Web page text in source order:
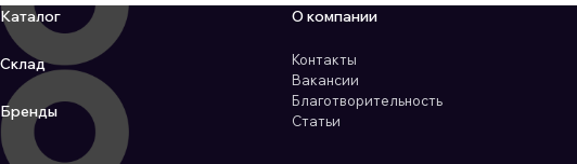
Каталог
Склад
Бренды
О компании
Контакты
Вакансии
Благотворительность
Статьи